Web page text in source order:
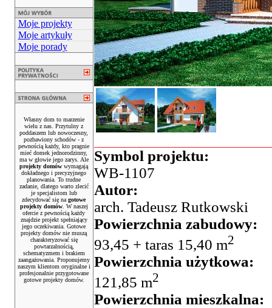
Moje projekty
Moje artykuły
Moje porady
Własny dom to marzenie
wielu z nas. Przytulny z
poddaszem lub nowoczesny,
pozbawiony schodów - z
pewnością każdy, kto pragnie
mieć domek jednorodzinny,
ma w głowie jego zarys. Ale
projekty domów wymagają
dokładnego i precyzyjnego
planowania. To trudne
zadanie, dlatego warto zlecić
je specjalistom lub
zdecydować się na gotowe
projekty domów. W naszej
ofercie z pewnością każdy
znajdzie projekt spełniający
jego oczekiwania. Gotowe
projekty domów nie muszą
charakteryzować się
powtarzalnością,
schematyzmem i brakiem
zaangażowania. Proponujemy
naszym klientom oryginalne i
profesjonalnie przygotowane
gotowe projekty domów.
Symbol projektu:
WB-1107
Autor:
arch. Tadeusz Rutkowski
Powierzchnia zabudowy:
93,45 + taras 15,40 m2
Powierzchnia użytkowa:
121,85 m2
Powierzchnia mieszkalna: